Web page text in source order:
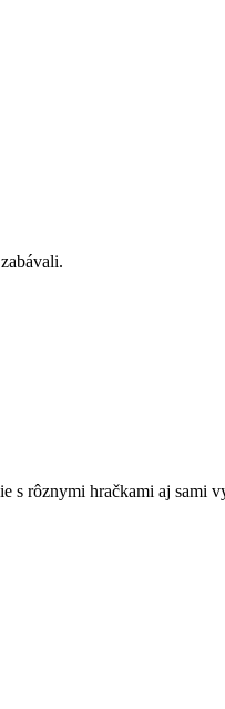
s rôznymi hračkami aj sami